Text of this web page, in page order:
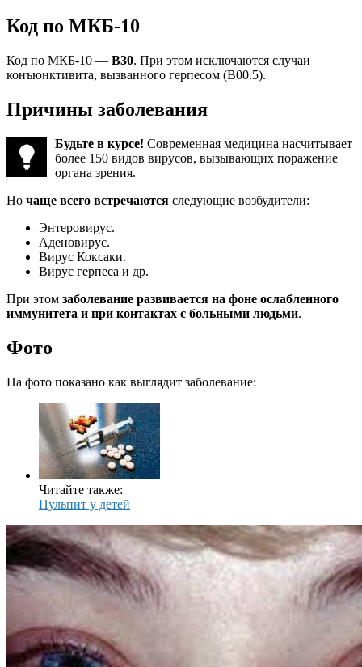
Код по МКБ-10
Код по МКБ-10 — В30. При этом исключаются случаи
конъюнктивита, вызванного герпесом (В00.5).
Причины заболевания
Будьте в курсе! Современная медицина насчитывает
более 150 видов вирусов, вызывающих поражение
органа зрения.
Но чаще всего встречаются следующие возбудители:
Энтеровирус.
Аденовирус.
Вирус Коксаки.
Вирус герпеса и др.
При этом заболевание развивается на фоне ослабленного
иммунитета и при контактах с больными людьми.
Фото
На фото показано как выглядит заболевание:
Читайте также:
Пульпит у детей